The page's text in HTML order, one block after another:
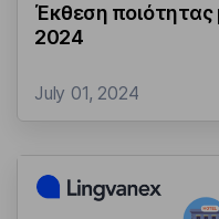
Έκθεση ποιότητας
2024
July 01, 2024